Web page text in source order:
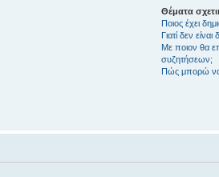
Θέματα
Ποιος έχει
Γιατί δεν
Με ποιον θα
συζητήσεων;
Πώς μπορώ να